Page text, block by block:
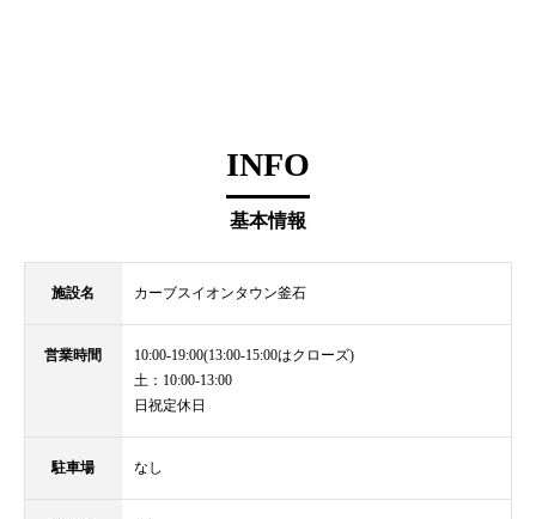
INFO
基本情報
施設名 カーブスイオンタウン釜石
営業時間
10:00-19:00(13:00-15:00はクローズ)
土：10:00-13:00
日祝定休日
駐車場 なし